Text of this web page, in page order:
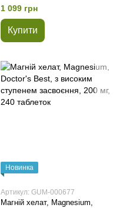
1 099 грн
Купити
Новинка
Артикул: GUM-000677
Магній хелат, Magnesium,